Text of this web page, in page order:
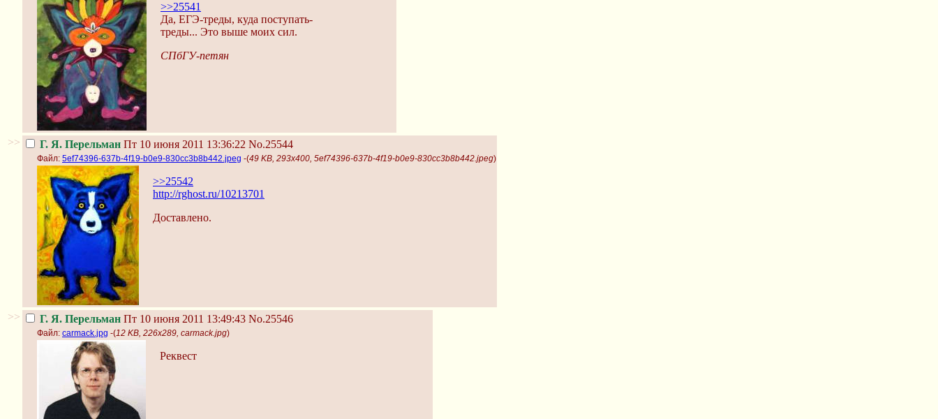
>>25541
Да, ЕГЭ-треды, куда поступать-
треды... Это выше моих сил.
СПбГУ-петян
>> Г. Я. Перельман Пт 10 июня 2011 13:36:22 No.25544
Файл: 5ef74396-637b-4f19-b0e9-830cc3b8b442.jpeg -(49 KB, 293x400, 5ef74396-637b-4f19-b0e9-830cc3b8b442.jpeg)
>>25542
http://rghost.ru/10213701
Доставлено.
>> Г. Я. Перельман Пт 10 июня 2011 13:49:43 No.25546
Файл: carmack.jpg -(12 KB, 226x289, carmack.jpg)
Реквест